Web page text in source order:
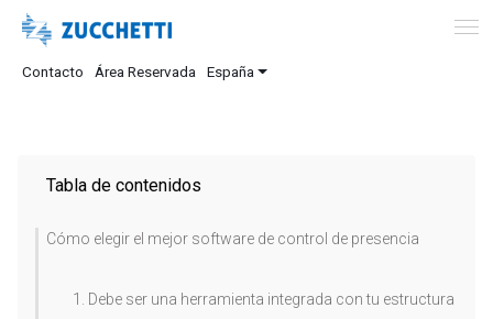
Contacto Área Reservada España
Tabla de contenidos
Cómo elegir el mejor software de control de presencia
1. Debe ser una herramienta integrada con tu estructura